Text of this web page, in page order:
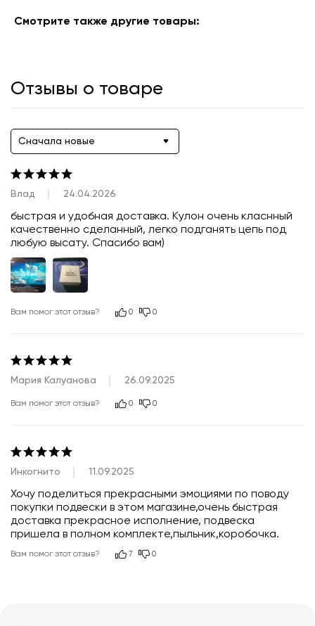
Смотрите также другие товары:
Отзывы о товаре
Сначала новые
Влад 24.04.2026
быстрая и удобная доставка. Кулон очень класнный
качественно сделанный, легко подганять цепь под
любую высату. Спасибо вам)
Вам помог этот отзыв? 0 0
Мария Калуанова 26.09.2025
Вам помог этот отзыв? 0 0
Инкогнито 11.09.2025
Хочу поделиться прекрасными эмоциями по поводу
покупки подвески в этом магазине,очень быстрая
доставка прекрасное исполнение, подвеска
пришела в полном комплекте,пыльник,коробочка.
Вам помог этот отзыв? 7 0